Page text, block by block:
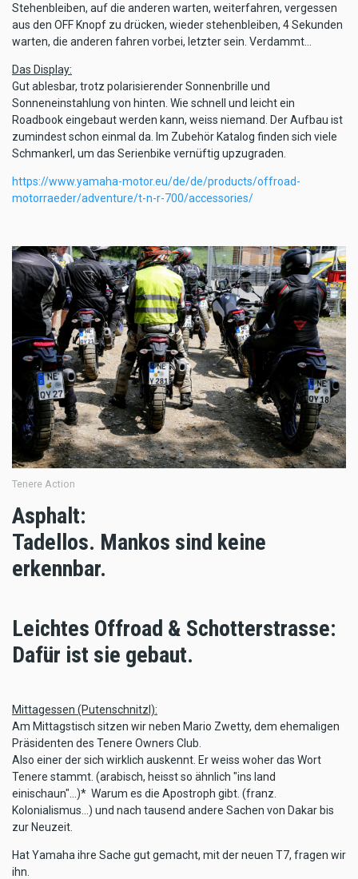
Stehenbleiben, auf die anderen warten, weiterfahren, vergessen
aus den OFF Knopf zu drücken, wieder stehenbleiben, 4 Sekunden
warten, die anderen fahren vorbei, letzter sein. Verdammt...
Das Display:
Gut ablesbar, trotz polarisierender Sonnenbrille und
Sonneneinstahlung von hinten. Wie schnell und leicht ein
Roadbook eingebaut werden kann, weiss niemand. Der Aufbau ist
zumindest schon einmal da. Im Zubehör Katalog finden sich viele
Schmankerl, um das Serienbike vernüftig upzugraden.
https://www.yamaha-motor.eu/de/de/products/offroad-
motorraeder/adventure/t-n-r-700/accessories/
Tenere Action
Asphalt:
Tadellos. Mankos sind keine
erkennbar.
Leichtes Offroad & Schotterstrasse:
Dafür ist sie gebaut.
Mittagessen (Putenschnitzl):
Am Mittagstisch sitzen wir neben Mario Zwetty, dem ehemaligen
Präsidenten des Tenere Owners Club.
Also einer der sich wirklich auskennt. Er weiss woher das Wort
Tenere stammt. (arabisch, heisst so ähnlich "ins land
einischaun"...)* Warum es die Apostroph gibt. (franz.
Kolonialismus...) und nach tausend andere Sachen von Dakar bis
zur Neuzeit.
Hat Yamaha ihre Sache gut gemacht, mit der neuen T7, fragen wir
ihn.